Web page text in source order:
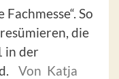
So
die
in der
Von Katja